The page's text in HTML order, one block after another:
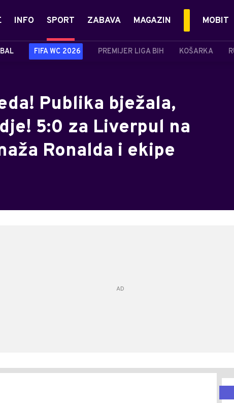
INFO SPORT
FIFA WC 2026 PREMIJER LIGA BIH KOŠARKA
ZABAVA MAGAZIN MOBIT
Publika bježala,
5:0 za Liverpul na
Ronalda i ekipe